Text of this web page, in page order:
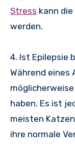
Stress kann
werden.
4. Ist Epilepsie
Während eines
haben. Es ist
meisten
ihre normale